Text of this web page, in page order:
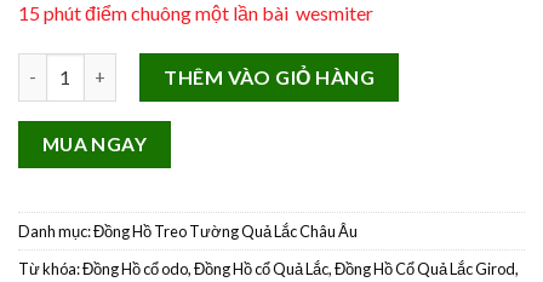
15 phút điểm chuông một lần bài wesmiter
Đồng Hồ Quả Lắc Cổ Kienziel Germany QL65 Máy Cơ số lượng
THÊM VÀO GIỎ HÀNG
MUA NGAY
Danh mục:Đồng Hồ Treo Tường Quả Lắc Châu Âu
Từ khóa:Đồng Hồ cổ odo,Đồng Hồ cổ Quả Lắc,Đồng Hồ Cổ Quả Lắc Girod,